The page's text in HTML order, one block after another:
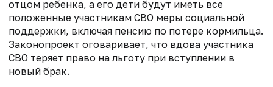
отцом ребенка, а его дети будут иметь все
положенные участникам СВО меры социальной
поддержки, включая пенсию по потере кормильца.
Законопроект оговаривает, что вдова участника
СВО теряет право на льготу при вступлении в
новый брак.